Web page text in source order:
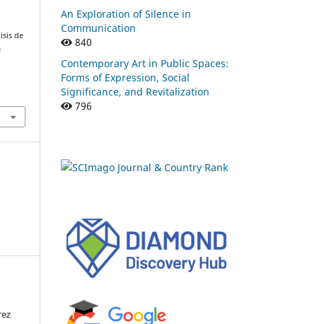
de
An Exploration of Silence in
Communication
840
Contemporary Art in Public Spaces:
Forms of Expression, Social
Significance, and Revitalization
796